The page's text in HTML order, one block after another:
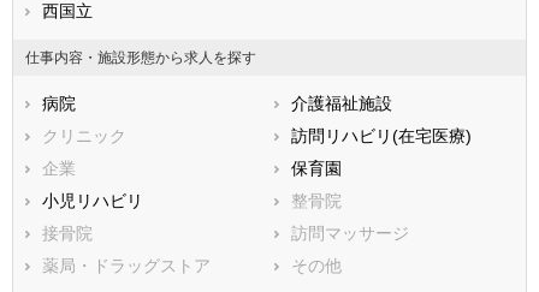
北区
江戸川区
市部
八王子市
立川市
武蔵野市
三鷹市
青梅市
府中市
昭島市
調布市
西国立
仕事内容・施設形態から求人を探す
病院
介護福祉施設
クリニック
訪問リハビリ(在宅医療)
企業
保育園
小児リハビリ
整骨院
接骨院
訪問マッサージ
薬局・ドラッグストア
その他